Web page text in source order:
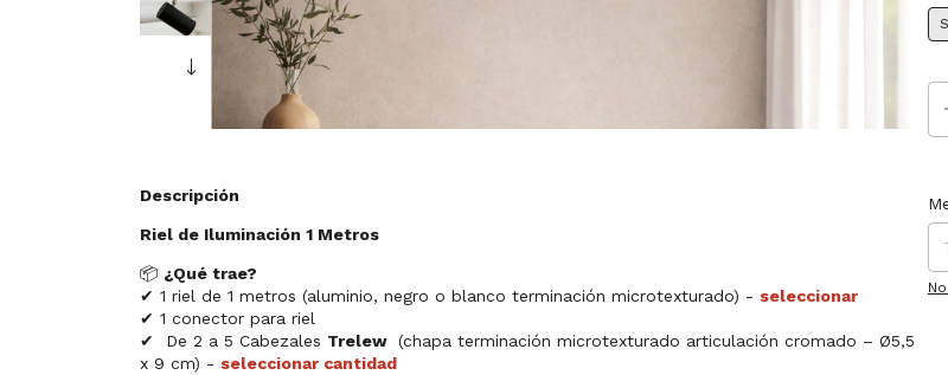
Descripción
Riel de Iluminación 1 Metros
📦 ¿Qué trae?
✔ 1 riel de 1 metros (aluminio, negro o blanco terminación microtexturado) - seleccionar
✔ 1 conector para riel
✔ De 2 a 5 Cabezales Trelew (chapa terminación microtexturado articulación cromado – Ø5,5
x 9 cm) - seleccionar cantidad